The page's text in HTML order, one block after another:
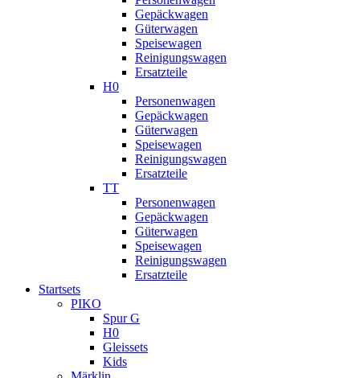
Gepäckwagen
Güterwagen
Speisewagen
Reinigungswagen
Ersatzteile
H0
Personenwagen
Gepäckwagen
Güterwagen
Speisewagen
Reinigungswagen
Ersatzteile
TT
Personenwagen
Gepäckwagen
Güterwagen
Speisewagen
Reinigungswagen
Ersatzteile
Startsets
PIKO
Spur G
H0
Gleissets
Kids